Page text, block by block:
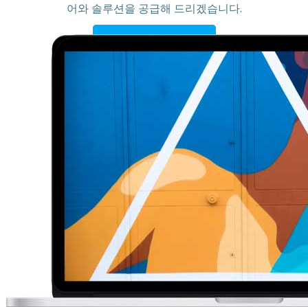
어와 솔루션을 공급해 드리겠습니다.
GET STARTED NOW